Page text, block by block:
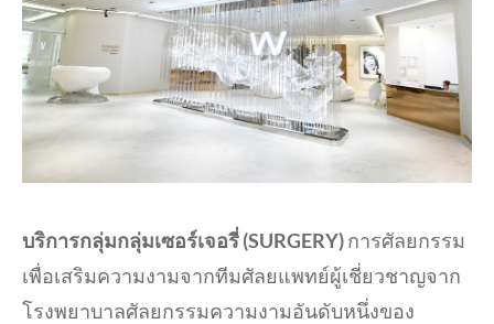
บริการกลุ่มกลุ่มเซอร์เจอรี่(SURGERY)การศัลยกรรม
เพื่อเสริมความงามจากทีมศัลยแพทย์ผู้เชี่ยวชาญจาก
โรงพยาบาลศัลยกรรมความงามอันดับหนึ่งของ